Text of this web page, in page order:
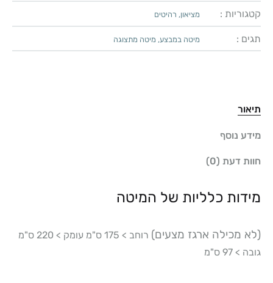
קטגוריות : מציאון, רהיטים
תגים : מיטה במבצע, מיטה מתצוגה
תיאור
מידע נוסף
חוות דעת (0)
מידות כלליות של המיטה
(לא מכילה ארגז מצעים)
רוחב > 175 ס"מ עומק > 220 ס"מ
גובה > 97 ס"מ